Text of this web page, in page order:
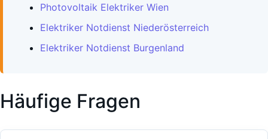
Photovoltaik Elektriker Wien
Elektriker Notdienst Niederösterreich
Elektriker Notdienst Burgenland
Häufige Fragen